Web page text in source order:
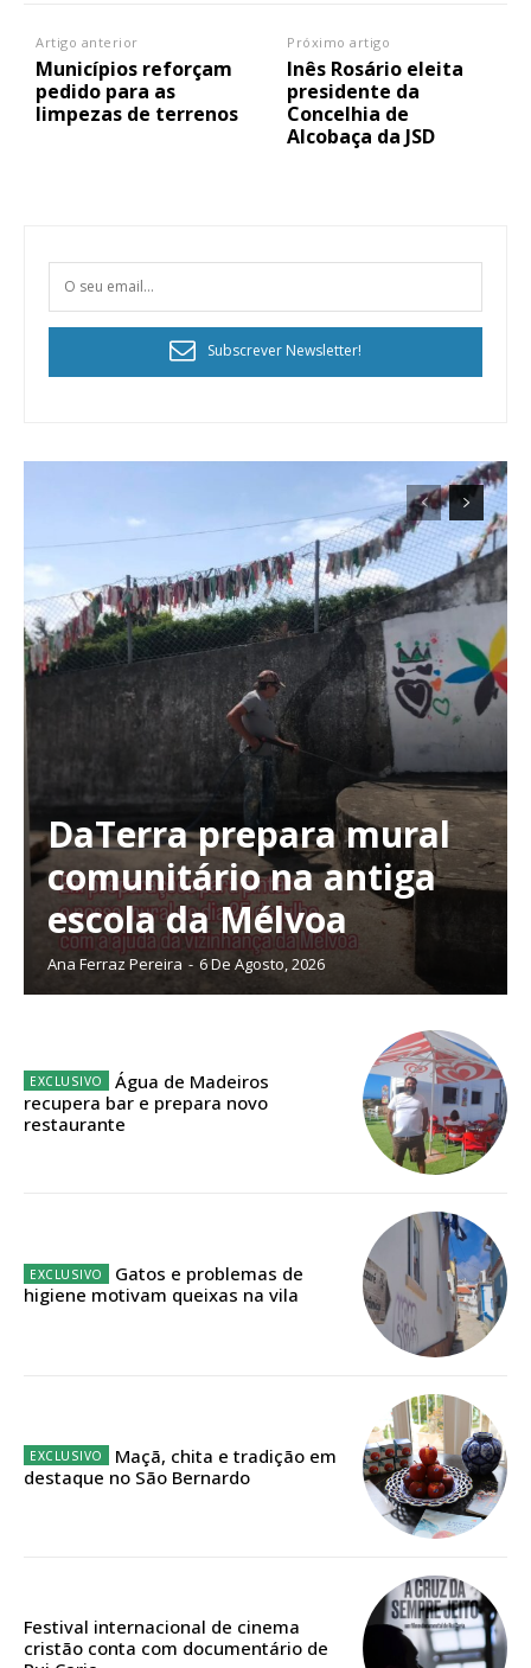
Planos de Assinatura
Faça-se assinante do Região de Cister e ajude-nos a manter este serviço
Sendo assinante terá acesso a todos os conteúdos exclusivos e versões
Escolha o plano de assinatura desejado:
32€
Edição em papel entregue à Quinta-feira em sua
casa
Artigo anterior
Municípios reforçam
pedido para as
limpezas de terrenos
Próximo artigo
Inês Rosário eleita
presidente da
Concelhia de
Alcobaça da JSD
Subscrever Newsletter!
DaTerra prepara mural
comunitário na antiga
escola da Mélvoa
Ana Ferraz Pereira - 6 De Agosto, 2026
Água de Madeiros
recupera bar e prepara novo
restaurante
Gatos e problemas de
higiene motivam queixas na vila
Maçã, chita e tradição em
destaque no São Bernardo
Festival internacional de cinema
cristão conta com documentário de